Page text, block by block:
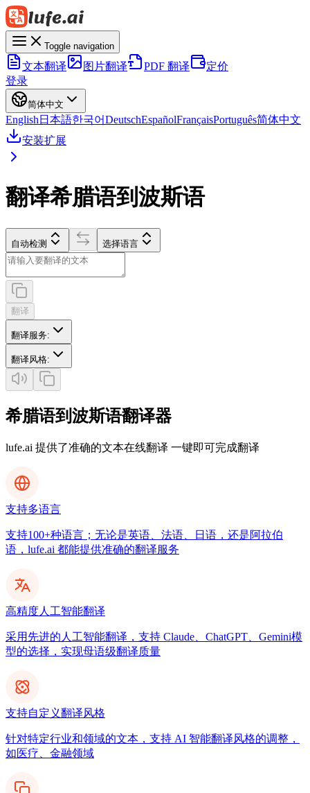
Toggle navigation
文本翻译 图片翻译 PDF 翻译
定价
登录
简体中文
English 日本語한국어DeutschEspañolFrançaisPortuguês简体中文
安装扩展
翻译希腊语到波斯语
自动检测 选择语言
翻译
翻译服务:
翻译风格:
希腊语到波斯语翻译器
lufe.ai 提供了准确的文本在线翻译 一键即可完成翻译
支持多语言
支持100+种语言；无论是英语、法语、日语，还是阿拉伯
语，lufe.ai 都能提供准确的翻译服务
高精度人工智能翻译
采用先进的人工智能翻译，支持 Claude、ChatGPT、Gemini模
型的选择，实现母语级翻译质量
支持自定义翻译风格
针对特定行业和领域的文本，支持 AI 智能翻译风格的调整，
如医疗、金融领域